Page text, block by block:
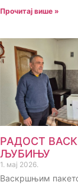
Прочитај више »
РАДОСТ
ЉУБИЊУ
1. мај 2026.
Васкршњим